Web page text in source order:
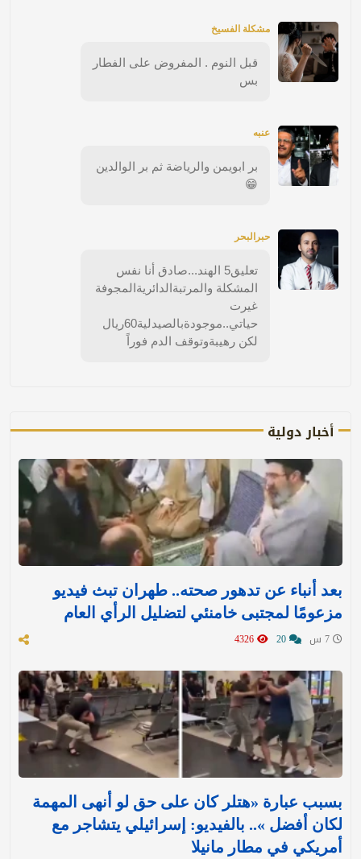
مشكلة الفسيخ
قبل النوم . المفروض على الفطار
بس
عنبه
بر ابويمن والرياضة ثم بر الوالدين
😁
حبرالبحر
تعليق5 الهند...صادق أنا نفس
المشكلة والمرتبةالدائريةالمجوفة
غيرت
حياتي..موجودةبالصيدلية60ريال
لكن رهيبةوتوقف الدم فوراً
أخبار دولية
بعد أنباء عن تدهور صحته.. طهران تبث فيديو
مزعومًا لمجتبى خامنئي لتضليل الرأي العام
بسبب عبارة «هتلر كان على حق لو أنهى المهمة
لكان أفضل ».. بالفيديو: إسرائيلي يتشاجر مع
أمريكي في مطار مانيلا